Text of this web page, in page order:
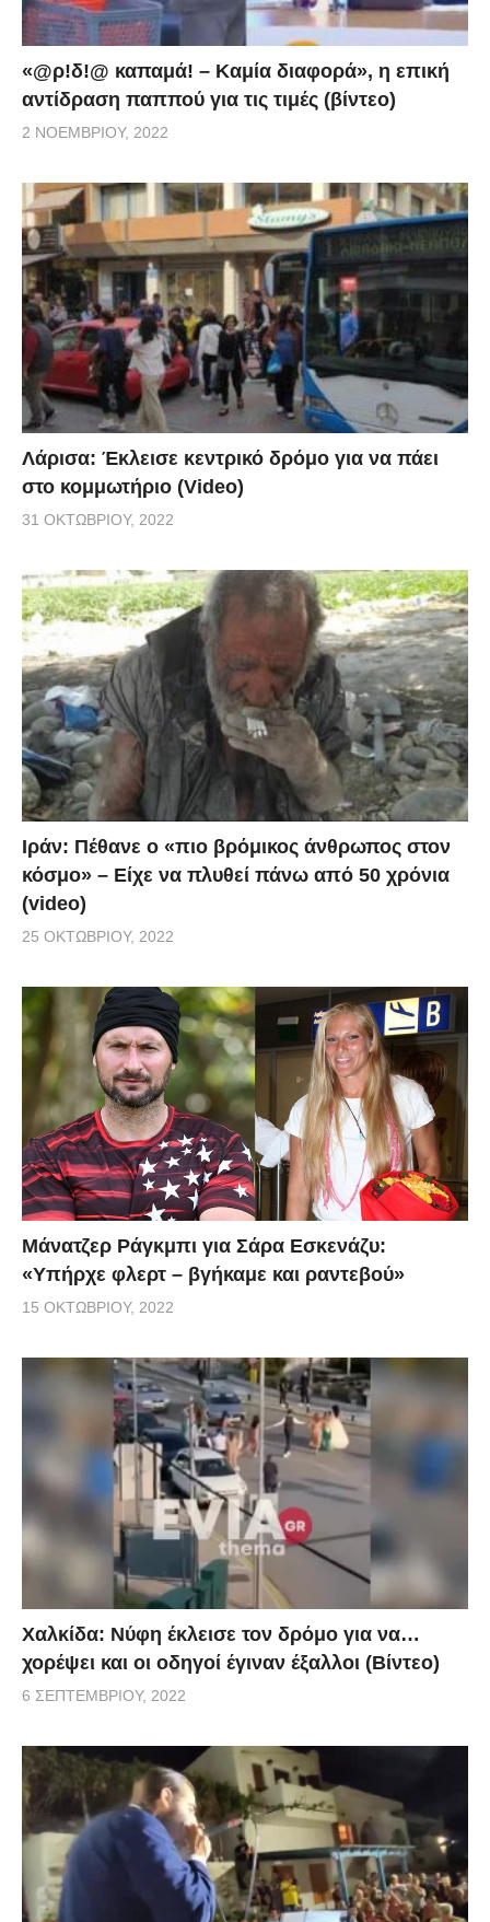
«@ρ!δ!@ καπαμά! – Καμία διαφορά», η επική
αντίδραση παππού για τις τιμές (βίντεο)
2 ΝΟΕΜΒΡΊΟΥ, 2022
Λάρισα: Έκλεισε κεντρικό δρόμο για να πάει
στο κομμωτήριο (Video)
31 ΟΚΤΩΒΡΊΟΥ, 2022
Ιράν: Πέθανε ο «πιο βρόμικος άνθρωπος στον
κόσμο» – Είχε να πλυθεί πάνω από 50 χρόνια
(video)
25 ΟΚΤΩΒΡΊΟΥ, 2022
Μάνατζερ Ράγκμπι για Σάρα Εσκενάζυ:
«Υπήρχε φλερτ – βγήκαμε και ραντεβού»
15 ΟΚΤΩΒΡΊΟΥ, 2022
Χαλκίδα: Νύφη έκλεισε τον δρόμο για να…
χορέψει και οι οδηγοί έγιναν έξαλλοι (Βίντεο)
6 ΣΕΠΤΕΜΒΡΊΟΥ, 2022